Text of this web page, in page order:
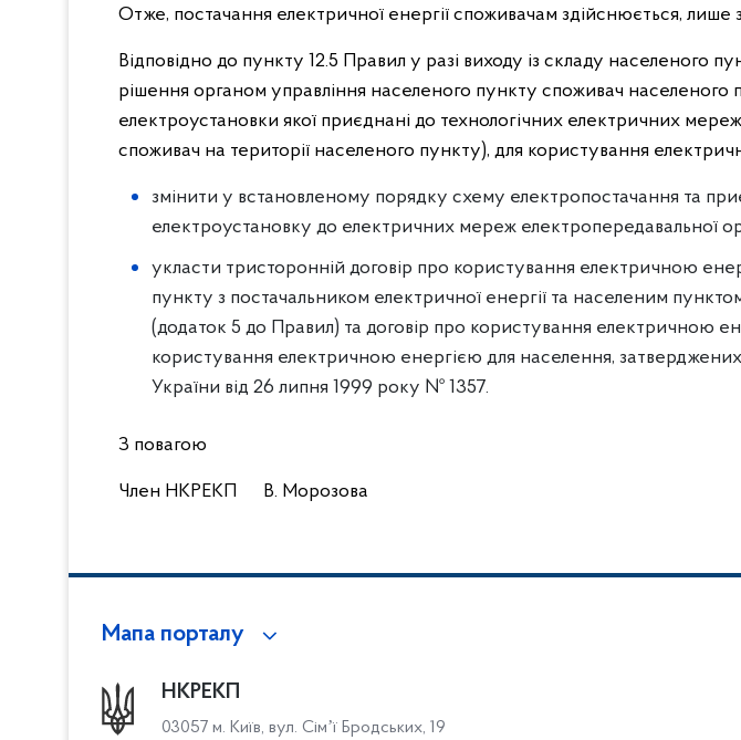
Отже, постачання електричної енергії споживачам здійснюється, лише
Відповідно до пункту 12.5 Правил у разі виходу із складу населеного
рішення органом управління населеного пункту споживач населеного
електроустановки якої приєднані до технологічних електричних
споживач на території населеного пункту), для користування
змінити у встановленому порядку схему електропостачання та
електроустановку до електричних мереж електропередавальної
укласти тристоронній договір про користування електричною
пункту з постачальником електричної енергії та населеним
(додаток 5 до Правил) та договір про користування електричною
користування електричною енергією для населення,
України від 26 липня 1999 року № 1357.
З повагою
Член НКРЕКП В. Морозова
Мапа порталу
НКРЕКП
03057 м. Київ, вул. Сімʼї Бродських, 19